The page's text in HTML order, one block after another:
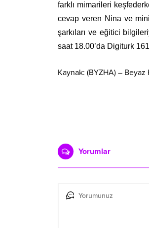
farklı mimarileri
cevap veren Nina ve
şarkıları ve eğitici
saat 18.00’da Digiturk
Kaynak: (BYZHA) – Beyaz
Yorumlar